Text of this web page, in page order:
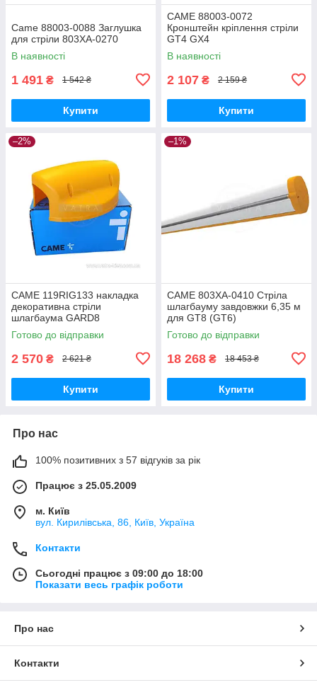
Came 88003-0088 Заглушка
для стріли 803XA-0270
В наявності
1 491 ₴ 1 542 ₴
Купити
CAME 88003-0072
Кронштейн кріплення стріли
GT4 GX4
В наявності
2 107 ₴ 2 159 ₴
Купити
–2%
CAME 119RIG133 накладка
декоративна стріли
шлагбаума GARD8
запчастина для шлагбаума
Готово до відправки
2 570 ₴ 2 621 ₴
Купити
–1%
CAME 803XA-0410 Стріла
шлагбауму завдовжки 6,35 м
для GT8 (GT6)
Готово до відправки
18 268 ₴ 18 453 ₴
Купити
Про нас
100% позитивних з 57 відгуків за рік
Працює з 25.05.2009
м. Київ
вул. Кирилівська, 86, Київ, Україна
Контакти
Сьогодні працює з 09:00 до 18:00
Показати весь графік роботи
Про нас
Контакти